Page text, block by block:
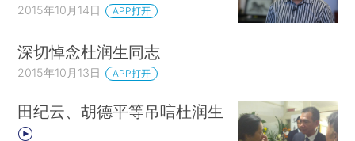
2015年10月14日 APP打开
深切悼念杜润生同志
2015年10月13日 APP打开
田纪云、胡德平等吊唁杜润生